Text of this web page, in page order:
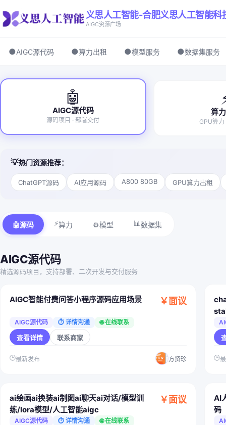
义思人工智能-合肥义思人工智能科
AIGC资源广场
●AIGC源代码 ●算力出租 ●模型服务 ●数据集服务
🤖
AIGC源代码
源码项目 · 部署交付
算
GPU算力
💡热门资源推荐：
ChatGPT源码 AI应用源码 A800 80GB GPU算力出租
🤖源码 ⚡算力 ⚙️模型 📊数据集
AIGC源代码
精选源码项目，支持部署、二次开发与交付服务
AIGC智能付费问答小程序源码应用场景 ￥面议
AIGC源代码 ⏱ 详情沟通 🌐 在线联系
查看详情 联系商家
🕒最新发布 方贤珍
练
🕒
ai绘画ai换装ai制图ai聊天ai对话/模型训
练/lora模型/人工智能aigc
￥面议
AIGC源代码 ⏱ 详情沟通 🌐 在线联系
AI
码